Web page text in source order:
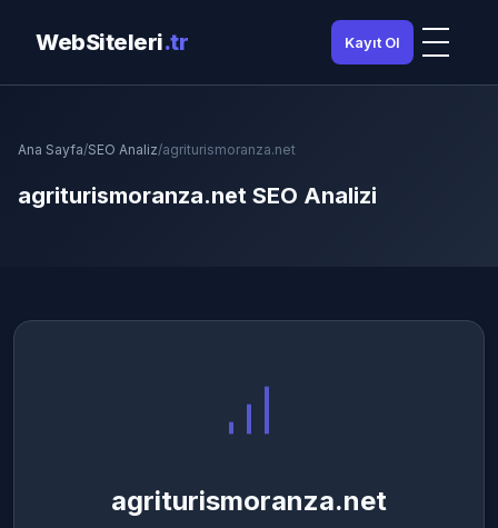
WebSiteleri.tr Kayıt Ol
Ana Sayfa/SEO Analiz/agriturismoranza.net
agriturismoranza.net SEO Analizi
agriturismoranza.net